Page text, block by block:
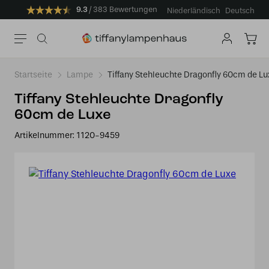
9.3 383 Bewertungen Niederländisch Deutsch
Startseite Lampe Tiffany Stehleuchte Dragonfly 60cm de
Tiffany Stehleuchte Dragonfly
60cm de Luxe
Artikelnummer: 1120-9459